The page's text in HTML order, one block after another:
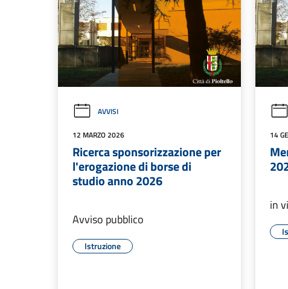
AVVISI
12 MARZO 2026
Ricerca sponsorizzazione per
l'erogazione di borse di
studio anno 2026
Avviso pubblico
Istruzione
14
in